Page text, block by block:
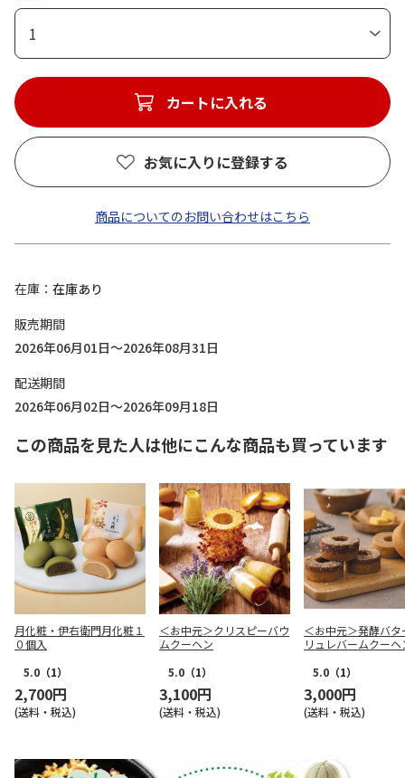
1
カートに入れる
お気に入りに登録する
商品についてのお問い合わせはこちら
在庫
在庫あり
販売期間
2026年06月01日～2026年08月31日
配送期間
2026年06月02日～2026年09月18日
この商品を見た人は他にこんな商品も買っています
月化粧・伊右衛門月化粧１
０個入
5.0 （1）
2,700円
(送料・税込)
＜お中元＞クリスピーバウ
ムクーヘン
5.0 （1）
3,100円
(送料・税込)
＜お中元＞発酵バタ
リュレバームクー
5.0 （1）
3,000円
(送料・税込)